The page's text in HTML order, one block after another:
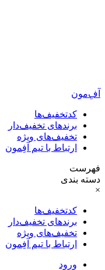
آفِ‌مون
کدتخفیف‌ها
برندهای تخفیف‌دار
تخفیف‌های ویژه
ارتباط با تیم آفِمون
فهرست
دسته بندی
×
کدتخفیف‌ها
برندهای تخفیف‌دار
تخفیف‌های ویژه
ارتباط با تیم آفِمون
ورود